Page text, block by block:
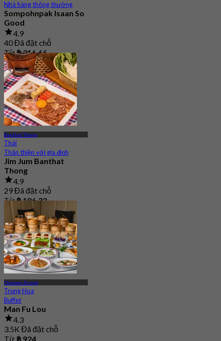
Nhà hàng thông thường
Sompohnpak Isaan So
Good
4.9
40 Đã đặt chỗ
Từ฿ 316.66
Banthat Thong
Thái
Thân thiện với gia đình
Jim Jum Banthat
Thong
4.9
29 Đã đặt chỗ
Từ฿ 186.33
Charoen Krung
Trung Hoa
Buffet
Man Fu Lou
4.3
3.5K Đã đặt chỗ
Từ ฿ 924